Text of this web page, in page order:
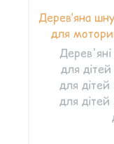
Дерев’яна
для
для
для дітей
для дітей